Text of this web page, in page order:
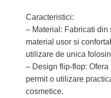
Caracteristici:
– Material: Fabricati din
material usor si
utilizare de unica
– Design flip-flop:
permit o utilizare
cosmetice.